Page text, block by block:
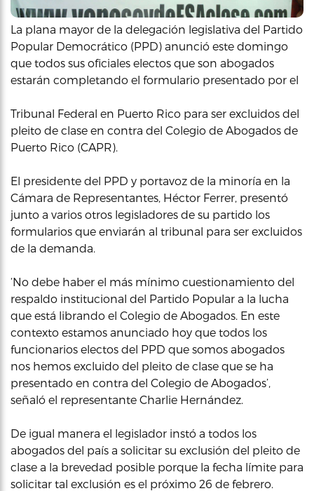
La plana mayor de la delegación legislativa del Partido
Popular Democrático (PPD) anunció este domingo
que todos sus oficiales electos que son abogados
estarán completando el formulario presentado por el
Tribunal Federal en Puerto Rico para ser excluidos del
pleito de clase en contra del Colegio de Abogados de
Puerto Rico (CAPR).
El presidente del PPD y portavoz de la minoría en la
Cámara de Representantes, Héctor Ferrer, presentó
junto a varios otros legisladores de su partido los
formularios que enviarán al tribunal para ser excluidos
de la demanda.
‘No debe haber el más mínimo cuestionamiento del
respaldo institucional del Partido Popular a la lucha
que está librando el Colegio de Abogados. En este
contexto estamos anunciado hoy que todos los
funcionarios electos del PPD que somos abogados
nos hemos excluido del pleito de clase que se ha
presentado en contra del Colegio de Abogados’,
señaló el representante Charlie Hernández.
De igual manera el legislador instó a todos los
abogados del país a solicitar su exclusión del pleito de
clase a la brevedad posible porque la fecha límite para
solicitar tal exclusión es el próximo 26 de febrero.